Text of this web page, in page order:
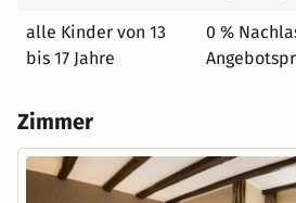
alle Kinder von 13
bis 17 Jahre
0 %
Zimmer